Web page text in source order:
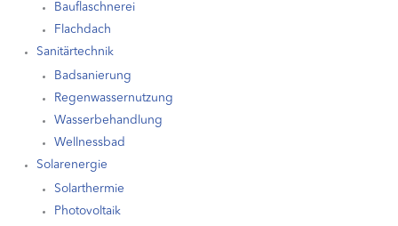
Bauflaschnerei
Flachdach
Sanitärtechnik
Badsanierung
Regenwassernutzung
Wasserbehandlung
Wellnessbad
Solarenergie
Solarthermie
Photovoltaik